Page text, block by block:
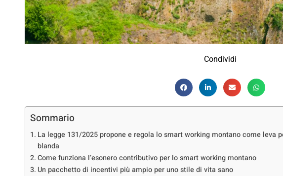
Condividi
Sommario
La legge 131/2025 propone e regola lo smart working montano come leva
blanda
Come funziona l’esonero contributivo per lo smart working montano
Un pacchetto di incentivi più ampio per uno stile di vita sano